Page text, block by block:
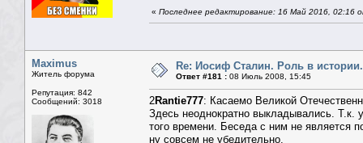
« Последнее редактирование: 16 Май 2016, 02:16
Maximus
Житель форума
Репутация: 842
Сообщений: 3018
Re: Иосиф Сталин. Роль в истории.
Ответ #181 : 08 Июль 2008, 15:45
2Rantie777: Касаемо Великой
Здесь неоднократно выкладывались. Т.к.
того времени. Беседа с ним не является
ну совсем не убедительно.